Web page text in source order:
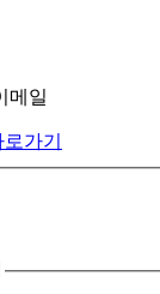
메일
가기